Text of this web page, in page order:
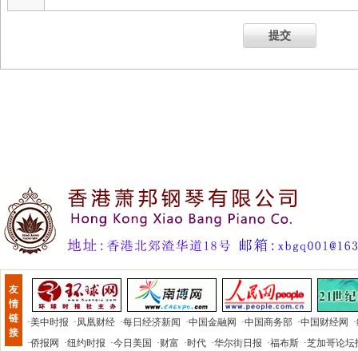
提交
友
情
链
接
·美中时报 ·凤凰财经 ·每日经济新闻 ·中国金融网 ·中国商务部 ·中国财经网 ·
·侨报网 ·纽约时报 ·今日美国 ·财富 ·时代 ·华尔街日报 ·福布斯 ·芝加哥论坛